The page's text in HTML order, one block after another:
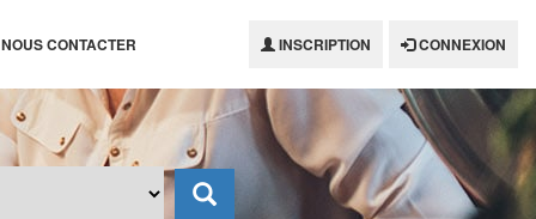
NOUS CONTACTER INSCRIPTION CONNEXION